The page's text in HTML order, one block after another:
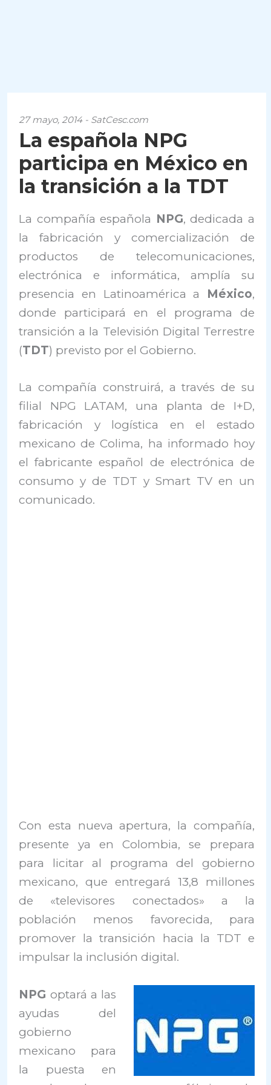
27 mayo, 2014 - SatCesc.com
La española NPG
participa en México en
la transición a la TDT
La compañía española NPG, dedicada a
la fabricación y comercialización de
productos de telecomunicaciones,
electrónica e informática, amplía su
presencia en Latinoamérica a México,
donde participará en el programa de
transición a la Televisión Digital Terrestre
(TDT) previsto por el Gobierno.
La compañía construirá, a través de su
filial NPG LATAM, una planta de I+D,
fabricación y logística en el estado
mexicano de Colima, ha informado hoy
el fabricante español de electrónica de
consumo y de TDT y Smart TV en un
comunicado.
Con esta nueva apertura, la compañía,
presente ya en Colombia, se prepara
para licitar al programa del gobierno
mexicano, que entregará 13,8 millones
de «televisores conectados» a la
población menos favorecida, para
promover la transición hacia la TDT e
impulsar la inclusión digital.
NPG optará a las
ayudas del
gobierno
mexicano para
la puesta en